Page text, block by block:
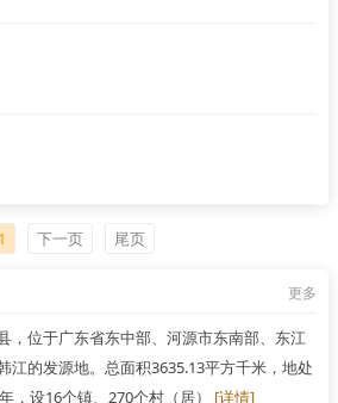
1 下一页 尾页
更多
，位于广东省东中部、河源市东南部、东江
江的发源地。总面积3635.13平方千米，地处
，设16个镇、270个村（居） [详情]